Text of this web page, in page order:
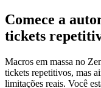
Comece a
tickets
Macros em massa no
tickets repetitivos, mas
limitações reais. Você